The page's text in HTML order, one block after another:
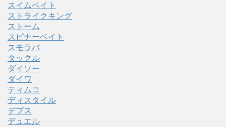
スイムベイト
ストライクキング
ストーム
スピナーベイト
スモラバ
タックル
ダイソー
ダイワ
ティムコ
ディスタイル
デプス
デュエル